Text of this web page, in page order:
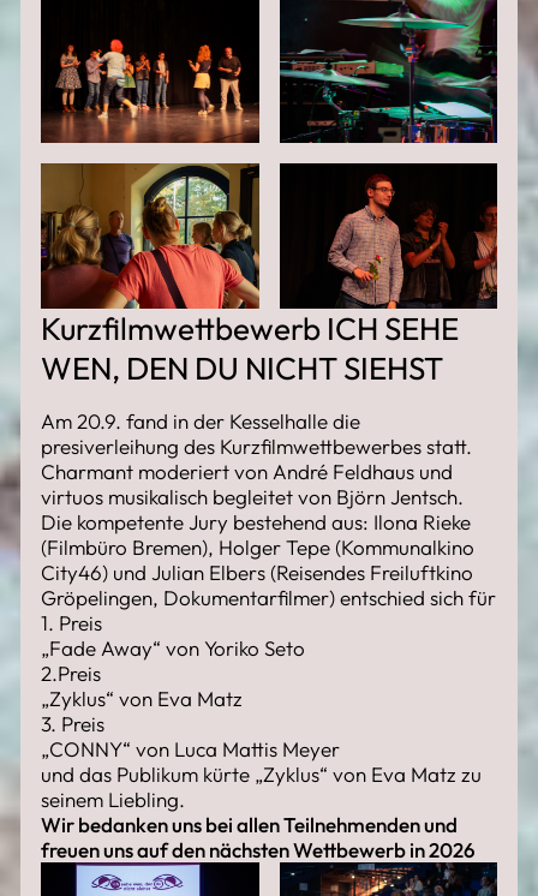
Kurzfilmwettbewerb ICH SEHE
WEN, DEN DU NICHT SIEHST
Am 20.9. fand in der Kesselhalle die
presiverleihung des Kurzfilmwettbewerbes statt.
Charmant moderiert von André Feldhaus und
virtuos musikalisch begleitet von Björn Jentsch.
Die kompetente Jury bestehend aus: Ilona Rieke
(Filmbüro Bremen), Holger Tepe (Kommunalkino
City46) und Julian Elbers (Reisendes Freiluftkino
Gröpelingen, Dokumentarfilmer) entschied sich für
1. Preis
„Fade Away“ von Yoriko Seto
2.Preis
„Zyklus“ von Eva Matz
3. Preis
„CONNY“ von Luca Mattis Meyer
und das Publikum kürte „Zyklus“ von Eva Matz zu
seinem Liebling.
Wir bedanken uns bei allen Teilnehmenden und
freuen uns auf den nächsten Wettbewerb in 2026